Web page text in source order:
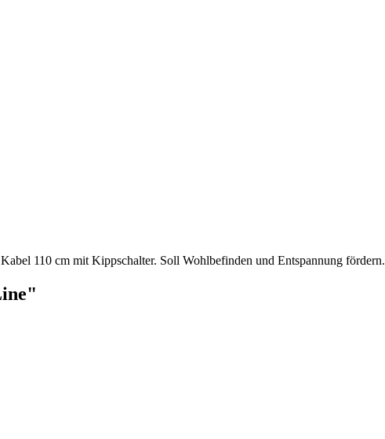
110 cm mit Kippschalter. Soll Wohlbefinden und Entspannung fördern.